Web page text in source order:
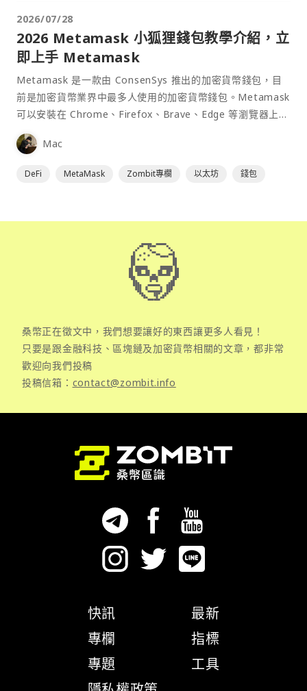
2026/07/28
2026 Metamask 小狐狸錢包教學介紹，立
即上手 Metamask
Metamask 是一款由 ConsenSys 推出的加密貨幣錢包，目
前是加密貨幣業界中最多人使用的加密貨幣錢包。Metamask
可以安裝在 Chrome、Firefox、Brave、Edge 等瀏覽器上作
為插件使用，具備許多功能且使用上非常方便。
Mac
DeFi MetaMask Zombit專欄 以太坊 錢包
桑幣正在徵文中，我們想要讓好的東西讓更多人看見！
只要是跟金融科技、區塊鏈及加密貨幣相關的文章，都非常
歡迎向我們投稿
投稿信箱： contact@zombit.info
快訊
專欄
專題
最新
指標
工具